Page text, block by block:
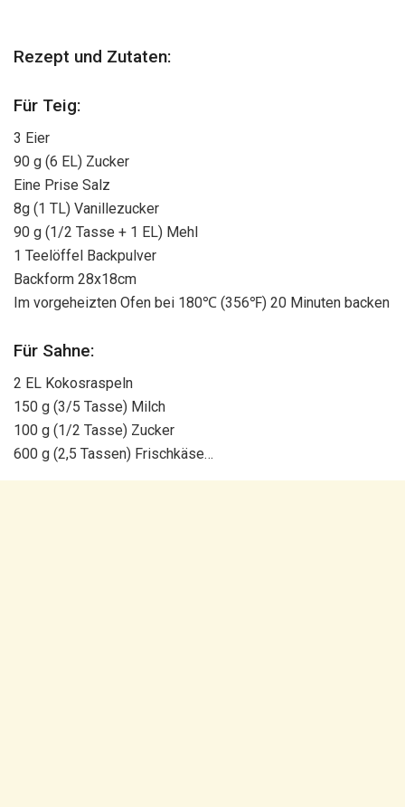
Rezept und Zutaten:
Für Teig:
3 Eier
90 g (6 EL) Zucker
Eine Prise Salz
8g (1 TL) Vanillezucker
90 g (1/2 Tasse + 1 EL) Mehl
1 Teelöffel Backpulver
Backform 28x18cm
Im vorgeheizten Ofen bei 180℃ (356℉) 20 Minuten backen
Für Sahne:
2 EL Kokosraspeln
150 g (3/5 Tasse) Milch
100 g (1/2 Tasse) Zucker
600 g (2,5 Tassen) Frischkäse…